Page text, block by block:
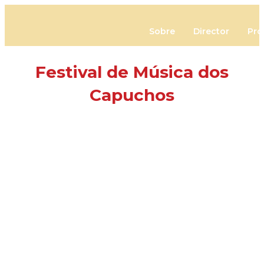
Sobre Director
Festival de Música dos
Capuchos